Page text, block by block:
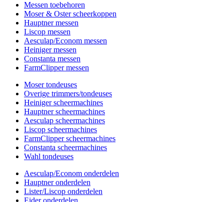
Messen toebehoren
Moser & Oster scheerkoppen
Hauptner messen
Liscop messen
Aesculap/Econom messen
Heiniger messen
Constanta messen
FarmClipper messen
Moser tondeuses
Overige trimmers/tondeuses
Heiniger scheermachines
Hauptner scheermachines
Aesculap scheermachines
Liscop scheermachines
FarmClipper scheermachines
Constanta scheermachines
Wahl tondeuses
Aesculap/Econom onderdelen
Hauptner onderdelen
Lister/Liscop onderdelen
Eider onderdelen